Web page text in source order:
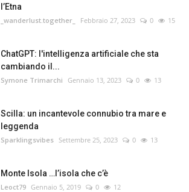
l’Etna
_wanderlust.together_ Febbraio 27, 2023 0 15
ChatGPT: l'intelligenza artificiale che sta
cambiando il...
Symone Trimarchi Gennaio 13, 2023 0 13
Scilla: un incantevole connubio tra mare e
leggenda
Sparklingsvibes Settembre 25, 2023 0 13
Monte Isola …l’isola che c’è
Leoct79 Gennaio 5, 2019 0 12